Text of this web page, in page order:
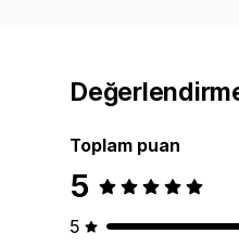
Toplam puan
5
5